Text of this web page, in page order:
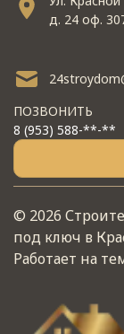
д. 24 оф.
ПОЗВОНИТЬ
8 (953) 588-**-**
© 2026
под ключ в
Работает на